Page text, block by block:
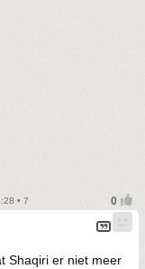
• 7
Shaqiri er niet meer